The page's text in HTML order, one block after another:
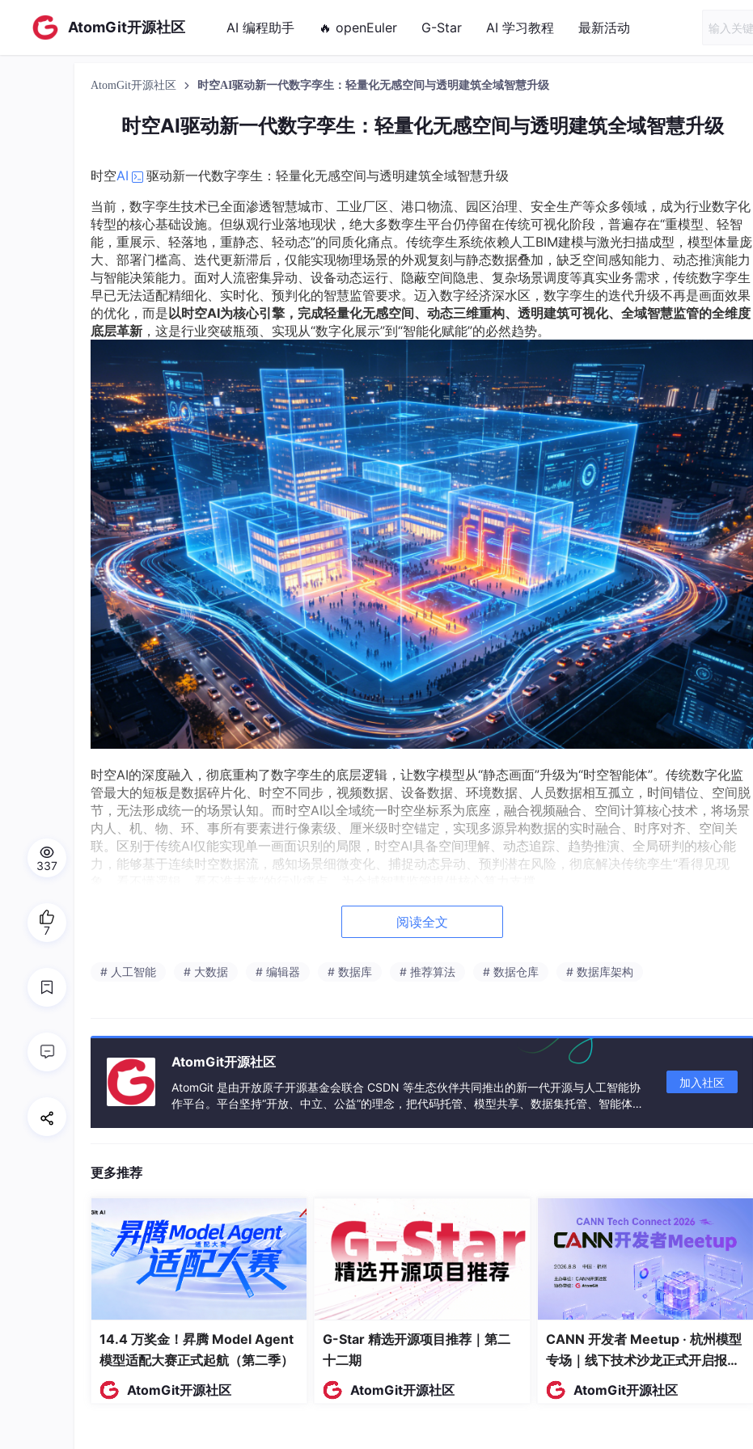
AtomGit开源社区 AI 编程助手 🔥 openEuler G-Star AI 学习教程 最新活动
AtomGit开源社区 时空AI驱动新一代数字孪生：轻量化无感空间与透明建筑全域智慧升级
时空AI驱动新一代数字孪生：轻量化无感空间与透明建筑全域智慧升级
时空AI
驱动新一代数字孪生：轻量化无感空间与透明建筑全域智慧升级
当前，数字孪生技术已全面渗透智慧城市、工业厂区、港口物流、园区治理、安全生产等众多领域，成为行业数字化
转型的核心基础设施。但纵观行业落地现状，绝大多数孪生平台仍停留在传统可视化阶段，普遍存在“重模型、轻智
能，重展示、轻落地，重静态、轻动态”的同质化痛点。传统孪生系统依赖人工BIM建模与激光扫描成型，模型体量庞
大、部署门槛高、迭代更新滞后，仅能实现物理场景的外观复刻与静态数据叠加，缺乏空间感知能力、动态推演能力
与智能决策能力。面对人流密集异动、设备动态运行、隐蔽空间隐患、复杂场景调度等真实业务需求，传统数字孪生
早已无法适配精细化、实时化、预判化的智慧监管要求。迈入数字经济深水区，数字孪生的迭代升级不再是画面效果
的优化，而是以时空AI为核心引擎，完成轻量化无感空间、动态三维重构、透明建筑可视化、全域智慧监管的全维度
底层革新 ，这是行业突破瓶颈、实现从“数字化展示”到“智能化赋能”的必然趋势。
时空AI的深度融入，彻底重构了数字孪生的底层逻辑，让数字模型从“静态画面”升级为“时空智能体”。传统数字化监
管最大的短板是数据碎片化、时空不同步，视频数据、设备数据、环境数据、人员数据相互孤立，时间错位、空间脱
节，无法形成统一的场景认知。而时空AI以全域统一时空坐标系为底座，融合视频融合、空间计算核心技术，将场景
内人、机、物、环、事所有要素进行像素级、厘米级时空锚定，实现多源异构数据的实时融合、时序对齐、空间关
联。区别于传统AI仅能实现单一画面识别的局限，时空AI具备空间理解、动态追踪、趋势推演、全局研判的核心能
力，能够基于连续时空数据流，感知场景细微变化、捕捉动态异动、预判潜在风险，彻底解决传统孪生“看得见现
轻量化无感空间体系，是新一代数字孪生落地应用的核心基础，彻底打破传统重型建模的落地桎梏。过往数字孪生建
设高度依赖专业建模设备与人工建模团队，建设周期长、成本高昂、运维复杂，现场场景一旦改造升级，模型便需要
戴设备，仅依托普通视频流即可完成全域场景的实时解析与自动三维重构。系统智能剔除模型冗余数据，保留核心空
间要素与业务逻辑，实现模型秒级加载、低配置设备流畅运行、场景动态实时更新。同时凭借无感感知能力，对密集
透明建筑可视化技术，是时空AI赋能下突破物理空间壁垒的关键升级，补齐传统孪生监管盲区短板。在工业生产、园
区运维、城市治理等场景中，密闭厂房、仓储筒仓、地下廊道、隐蔽管网、设备腔体等封闭空间，始终是安全监管的
薄弱区域。传统三维模型仅能展示建筑表层外观，无法穿透物理遮挡，内部隐患、设备故障、物料异常、隐蔽违规行
为难以被及时发现，极易引发安全事故。基于时空三维重构与分层透视渲染技术，新一代数字孪生可实现建筑、设
业务联动与智能处置能力，沦为“观赏性数字化平台”。而时空AI驱动的数字孪生体系，构建了“感知-计算-重构-可视-
分析-预警-处置-溯源”的全闭环智能体系。系统深度融合全域视频、空间位置、设备运行、环境监测、业务管理等多
维度数据，依托时空算法对场景动态进行实时分析、风险研判、趋势推演，实现异常事件自动预警、隐患位置精准定
位、风险等级智能分级。同时联动现场设备与管理平台，实现报警推送、远程管控、应急调度、轨迹溯源的一体化闭
环处置。针对人流密集场景，可智能预判聚集风险、疏导人流路径；针对工业生产场景，可精准监测设备异常、优化
作业流程；针对园区运维场景，可实现全域无人值守智能巡检，大幅降低人工成本，提升管理精细化水平。
整体而言，数字孪生行业已告别“模型颜值竞争”的初级阶段，进入
时空智能驱动、轻量化落地、透明化管控、全场景
赋能的全新发展阶段。未来数字孪生的升级，必须以时空AI为核心大脑，以轻量化无感空间为载体，以动态三维重构
为底座，以透明建筑为抓手，彻底颠覆传统静态、被动、碎片化的监管模式。通过技术融合革新，打破数据孤岛、消
除空间盲区、降低落地成本、提升智能算力，让数字孪生真正贴合各类场景的实际业务需求，从“空中楼阁式的数字
化展示”转变为“接地气的智能化管控工具”。
阅读全文
# 人工智能 # 大数据 # 编辑器 # 数据库 # 推荐算法 # 数据仓库 # 数据库架构
AtomGit开源社区
AtomGit 是由开放原子开源基金会联合 CSDN 等生态伙伴共同推出的新一代开源与人工智能协
作平台。平台坚持“开放、中立、公益”的理念，把代码托管、模型共享、数据集托管、智能体开
加入社区
更多推荐
14.4 万奖金！昇腾 Model Agent
模型适配大赛正式起航（第二季）
AtomGit开源社区
G-Star 精选开源项目推荐｜第二
十二期
AtomGit开源社区
CANN 开发者 Meetup · 杭州模型
专场｜线下技术沙龙正式开启报
名！
AtomGit开源社区
337
7